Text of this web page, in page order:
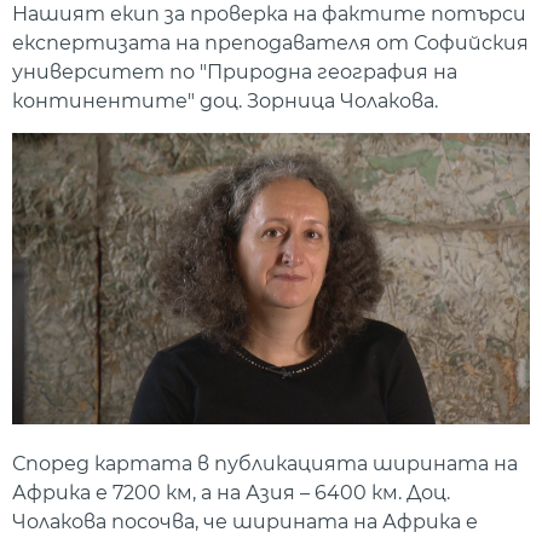
Нашият екип за проверка на фактите потърси
експертизата на преподавателя от Софийския
университет по "Природна география на
континентите" доц. Зорница Чолакова.
Според картата в публикацията ширината на
Африка е 7200 км, а на Азия – 6400 км. Доц.
Чолакова посочва, че ширината на Африка е